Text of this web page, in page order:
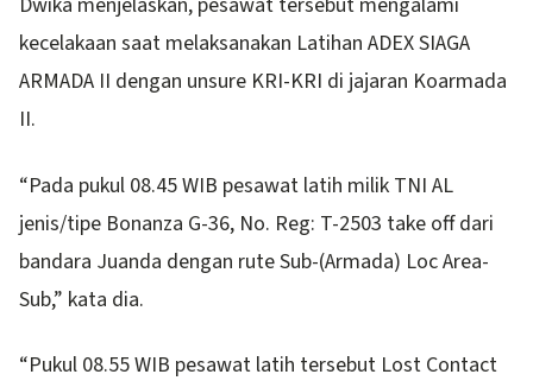
kecelakaan saat melaksanakan Latihan ADEX SIAGA
ARMADA II dengan unsure KRI-KRI di jajaran Koarmada
II.
“Pada pukul 08.45 WIB pesawat latih milik TNI AL
jenis/tipe Bonanza G-36, No. Reg: T-2503 take off dari
bandara Juanda dengan rute Sub-(Armada) Loc Area-
Sub,” kata dia.
“Pukul 08.55 WIB pesawat latih tersebut Lost Contact